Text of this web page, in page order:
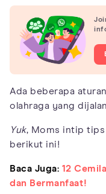
Ada beberapa
olahraga yang
Yuk, Moms intip tips
berikut ini!
Baca Juga: 12
dan Bermanfaat!